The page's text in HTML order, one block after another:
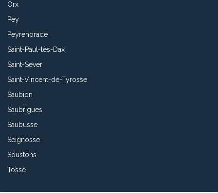
Orx
Pey
Peyrehorade
Saint-Paul-lès-Dax
Saint-Sever
Saint-Vincent-de-Tyrosse
Saubion
Saubrigues
Saubusse
Seignosse
Soustons
Tosse